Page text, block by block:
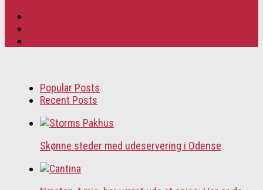
Popular Posts
Recent Posts
Skønne steder med udeservering i Odense